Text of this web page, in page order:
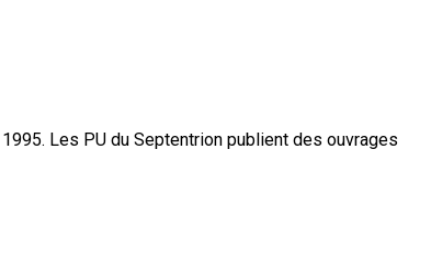
Les PU du Septentrion publient des ouvrages